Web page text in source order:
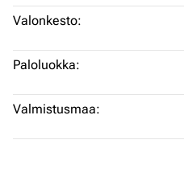
Valonkesto:
Paloluokka:
Valmistusmaa: